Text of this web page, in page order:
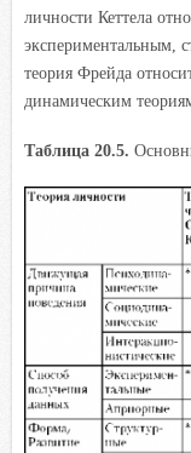
личности Кеттела
экспериментальным,
теория Фрейда
динамическим
Таблица 20.5.